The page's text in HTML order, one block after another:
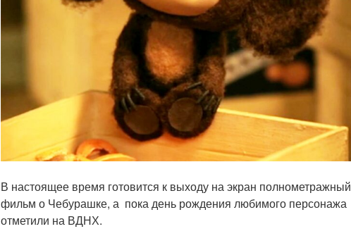
В настоящее время готовится к выходу на экран полнометражный
фильм о Чебурашке, а пока день рождения любимого персонажа
отметили на ВДНХ.